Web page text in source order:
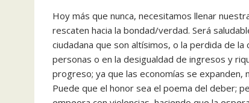
Hoy más que nunca, necesitamos llenar
rescaten hacia la bondad/verdad. Será
ciudadana que son altísimos, o la perdida de
personas o en la desigualdad de ingresos y
progreso; ya que las economías se
Puede que el honor sea el poema del deber;